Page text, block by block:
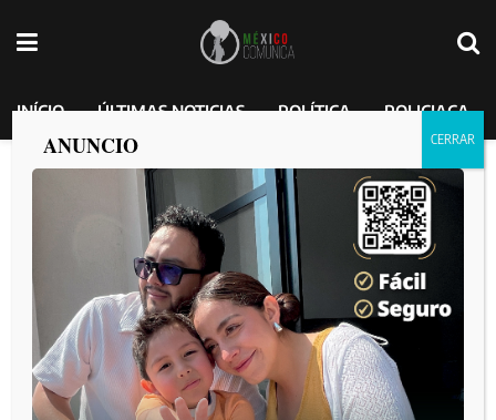
INÍCIO ÚLTIMAS NOTICIAS POLÍTICA POLICIACA
Cae “El Traumado”: líder del Cártel
Independiente de Acapulco en la CDMX
por MEXICO COMUNICA 2025-02-16
ANUNCIO